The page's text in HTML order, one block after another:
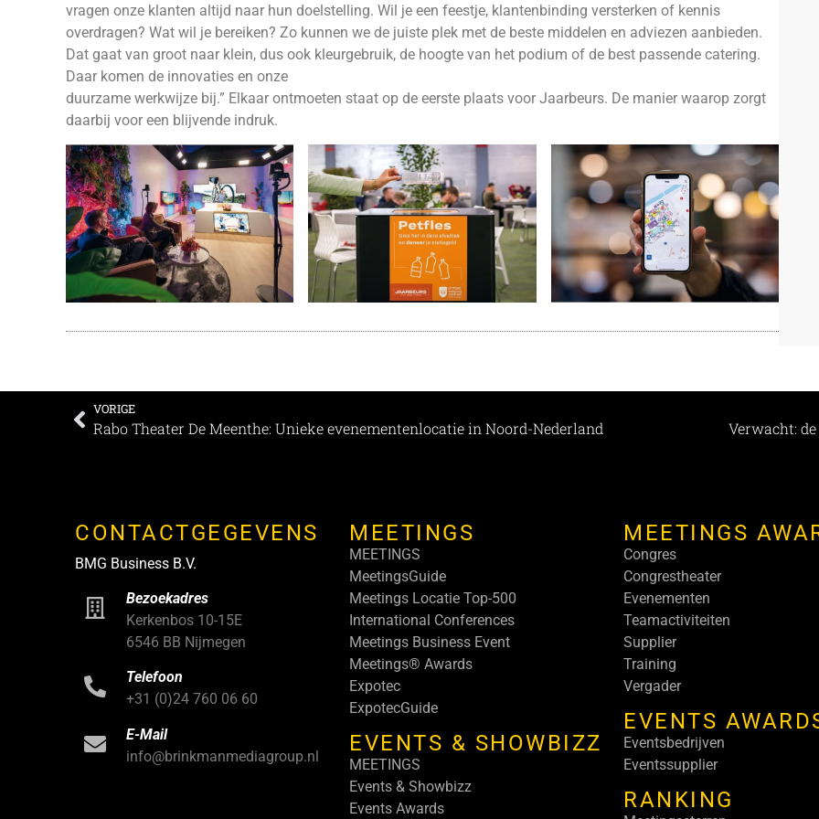
vragen onze klanten altijd naar hun doelstelling. Wil je een feestje, klantenbinding versterken of kennis
overdragen? Wat wil je bereiken? Zo kunnen we de juiste plek met de beste middelen en adviezen aanbieden.
Dat gaat van groot naar klein, dus ook kleurgebruik, de hoogte van het podium of de best passende catering.
Daar komen de innovaties en onze
duurzame werkwijze bij.” Elkaar ontmoeten staat op de eerste plaats voor Jaarbeurs. De manier waarop zorgt
daarbij voor een blijvende indruk.
VORIGE
Rabo Theater De Meenthe: Unieke evenementenlocatie in Noord-Nederland Verwacht:
CONTACTGEGEVENS
BMG Business B.V.
Bezoekadres
Kerkenbos 10-15E
6546 BB Nijmegen
Telefoon
+31 (0)24 760 06 60
E-Mail
info@brinkmanmediagroup.nl
MEETINGS
MEETINGS
MeetingsGuide
Meetings Locatie Top-500
International Conferences
Meetings Business Event
Meetings® Awards
Expotec
ExpotecGuide
EVENTS & SHOWBIZZ
MEETINGS
Events & Showbizz
Events Awards
MEETINGS
Congres
Congrestheater
Evenementen
Teamactiviteiten
Supplier
Training
Vergader
EVENTS
Eventsbedrijven
Eventssupplier
RANKING